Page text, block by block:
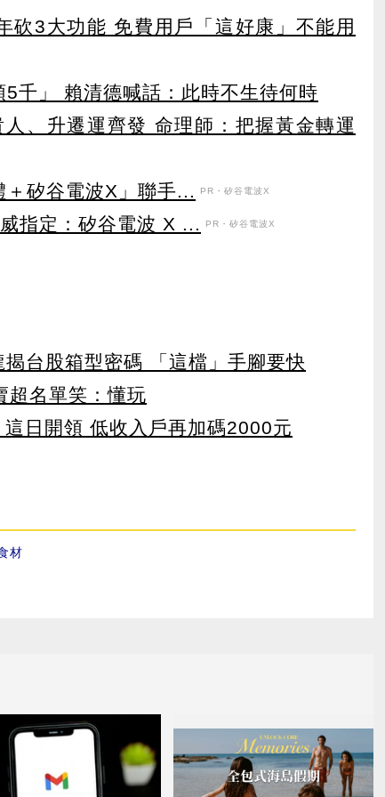
砍3大功能 免費用戶「這好康」不能用
千」 賴清德喊話：此時不生待何時
、升遷運齊發 命理師：把握黃金轉運
矽谷電波X」聯手...
PR・矽谷電波X
指定：矽谷電波 X ... PR・矽谷電波X
台股箱型密碼 「這檔」手腳要快
超名單笑：懂玩
這日開領 低收入戶再加碼2000元
材